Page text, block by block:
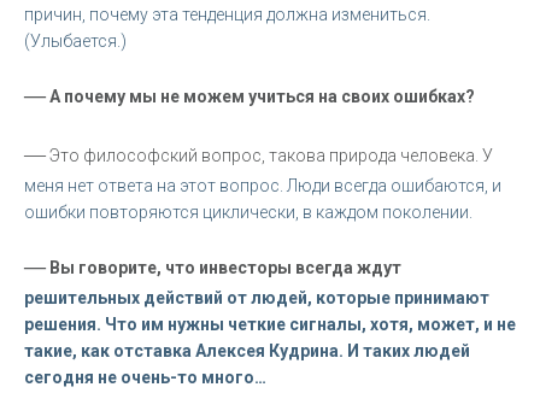
причин, почему эта тенденция должна измениться.
(Улыбается.)
—А почему мы не можем учиться на своих ошибках?
—Это философский вопрос, такова природа человека. У
меня нет ответа на этот вопрос. Люди всегда ошибаются, и
ошибки повторяются циклически, в каждом поколении.
— Вы говорите, что инвесторы всегда ждут
решительных действий от людей, которые принимают
решения. Что им нужны четкие сигналы, хотя, может, и не
такие, как отставка Алексея Кудрина. И таких людей
сегодня не очень-то много…